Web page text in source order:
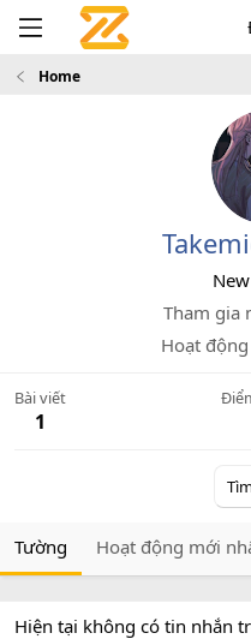
Home
Tham gia
Hoạt
Bài viết
1
Tường Hoạt động mới
Hiện tại không có tin nhắn